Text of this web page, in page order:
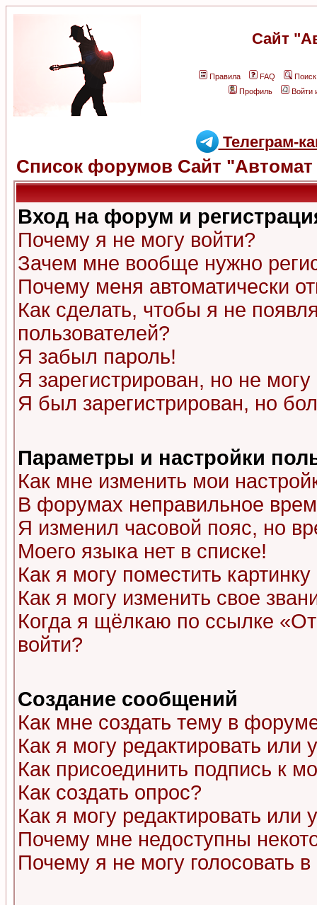
Сайт
Правила FAQ
Поиск
Профиль
Войти
Телеграм-
Список форумов Сайт "Автомат
Вход на форум и
Почему я не могу войти?
Зачем мне вообще нужно
Почему меня автоматически
Как сделать, чтобы я не
пользователей?
Я забыл пароль!
Я зарегистрирован, но не могу
Я был зарегистрирован, но
Параметры и настройки
Как мне изменить мои
В форумах неправильное
Я изменил часовой пояс, но
Моего языка нет в списке!
Как я могу поместить
Как я могу изменить свое
Когда я щёлкаю по ссылке
войти?
Создание сообщений
Как мне создать тему в
Как я могу редактировать или
Как присоединить подпись к
Как создать опрос?
Как я могу редактировать или
Почему мне недоступны
Почему я не могу голосовать